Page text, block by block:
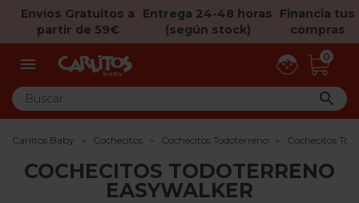
Envíos Gratuitos a
partir de 59€
Entrega 24-48 horas
(según stock)
Financia tus
compras
 0

Carlitos Baby Cochecitos Cochecitos Todoterreno Cochecitos
COCHECITOS TODOTERRENO
EASYWALKER